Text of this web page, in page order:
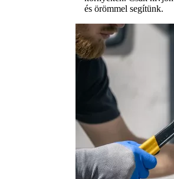
és örömmel segítünk.